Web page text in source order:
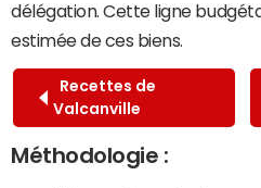
délégation. Cette ligne
estimée de ces biens.
Recettes de
Valcanville
Méthodologie :